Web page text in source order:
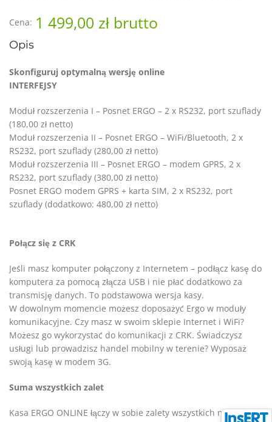
Cena: 1 499,00 zł brutto
Opis
Skonfiguruj optymalną wersję online
INTERFEJSY
Moduł rozszerzenia I – Posnet ERGO – 2 x RS232, port szuflady
(180,00 zł netto)
Moduł rozszerzenia II – Posnet ERGO – WiFi/Bluetooth, 2 x
RS232, port szuflady (280,00 zł netto)
Moduł rozszerzenia III – Posnet ERGO – modem GPRS, 2 x
RS232, port szuflady (380,00 zł netto)
Posnet ERGO modem GPRS + karta SIM, 2 x RS232, port
szuflady (dodatkowo: 480,00 zł netto)
Połącz się z CRK
Jeśli masz komputer połączony z Internetem – podłącz kasę do
komputera za pomocą złącza USB i nie płać dodatkowo za
transmisję danych. To podstawowa wersja kasy.
W dowolnym momencie możesz doposażyć Ergo w moduły
komunikacyjne. Czy masz w swoim sklepie Internet i WiFi?
Możesz go wykorzystać do komunikacji z CRK. Świadczysz
usługi lub prowadzisz handel mobilny w terenie? Wyposaż
swoją kasę w modem 3G.
Suma wszystkich zalet
Kasa ERGO ONLINE łączy w sobie zalety wszystkich naszych